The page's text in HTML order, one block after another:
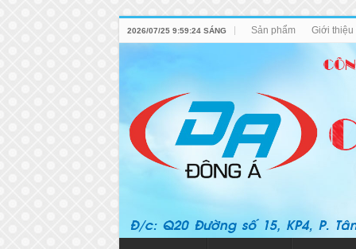
2026/07/25 9:59:24 SÁNG Sản phẩm Giới thiệu